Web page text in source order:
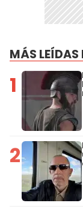
MÁS LEÍDAS
1
2